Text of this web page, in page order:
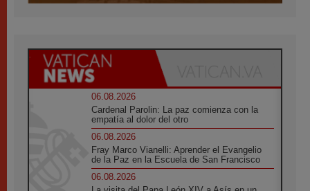
06.08.2026
Cardenal Parolin: La paz comienza con la
empatía al dolor del otro
06.08.2026
Fray Marco Vianelli: Aprender el Evangelio
de la Paz en la Escuela de San Francisco
06.08.2026